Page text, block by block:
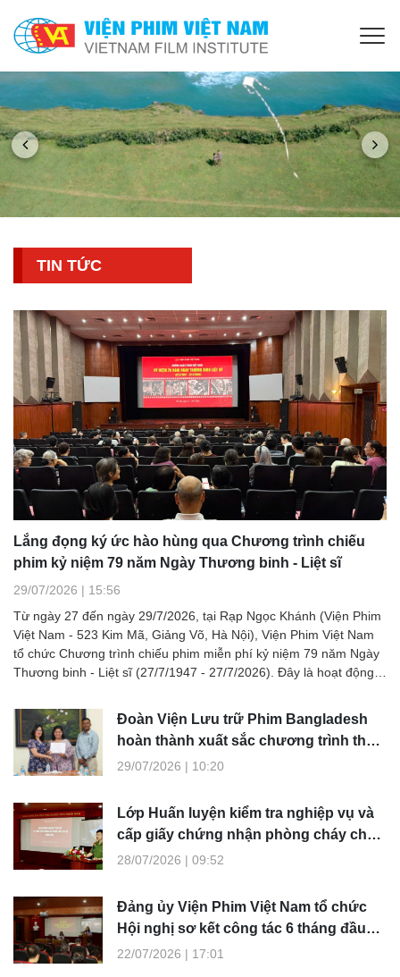
TIN TỨC
Lắng đọng ký ức hào hùng qua Chương trình chiếu
phim kỷ niệm 79 năm Ngày Thương binh - Liệt sĩ
29/07/2026 | 15:56
Từ ngày 27 đến ngày 29/7/2026, tại Rạp Ngọc Khánh (Viện Phim
Việt Nam - 523 Kim Mã, Giảng Võ, Hà Nội), Viện Phim Việt Nam
tổ chức Chương trình chiếu phim miễn phí kỷ niệm 79 năm Ngày
Thương binh - Liệt sĩ (27/7/1947 - 27/7/2026). Đây là hoạt động
binh, bệnh binh, những người đã cống hiến, hy sinh vì sự nghiệp
đấu tranh giải phóng dân tộc, bảo vệ Tổ quốc; đồng thời góp
phần giáo dục truyền thống yêu nước, lòng biết ơn và trách
nhiệm của các thế hệ hôm nay đối với những giá trị của hòa bình.
trò của những tác phẩm điện ảnh Cách mạng trong việc gìn giữ
ký ức lịch sử và lan tỏa truyền thống "Uống nước nhớ nguồn" đến
đông đảo công chúng.
Đoàn Viện Lưu trữ Phim Bangladesh
hoàn thành xuất sắc chương trình thực
tập, trao đổi kinh nghiệm tại Viện Phim
29/07/2026 | 10:20
Lớp Huấn luyện kiểm tra nghiệp vụ và
cấp giấy chứng nhận phòng cháy chữa
cháy, cứu nạn cứu hộ tại Viện Phim
28/07/2026 | 09:52
Đảng ủy Viện Phim Việt Nam tổ chức
Hội nghị sơ kết công tác 6 tháng đầu
năm và triển khai nhiệm vụ trọng tâm 6
22/07/2026 | 17:01